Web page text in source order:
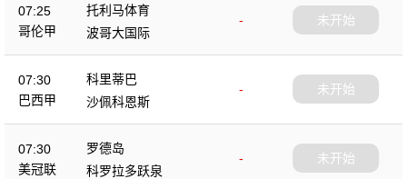
07:25
哥伦甲
托利马体育
-
波哥大国际
未开始
07:30
巴西甲
科里蒂巴
-
沙佩科恩斯
未开始
07:30
美冠联
罗德岛
-
科罗拉多跃泉
未开始